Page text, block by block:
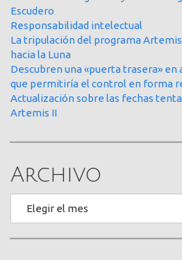
Escudero
Responsabilidad intelectual
La tripulación del programa Artemis
hacia la Luna
Descubren una «puerta trasera»
que permitiría el control en forma
Actualización sobre las fechas
Artemis II
Archivo